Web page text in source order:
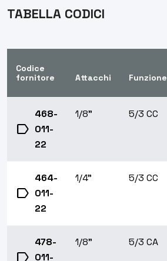
TABELLA CODICI
Codice
fornitore
Attacchi Funzione
label
468-
011-
22
1/8" 5/3 CC
label
464-
011-
22
1/4" 5/3 CC
label
478-
011-
1/8" 5/3 CA